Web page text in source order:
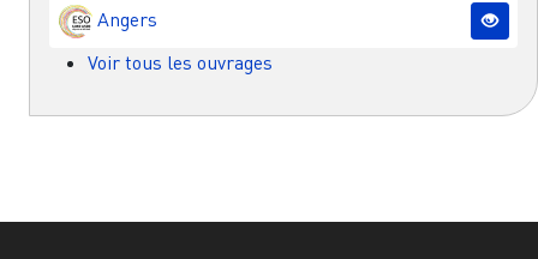
Angers
Voir tous les ouvrages